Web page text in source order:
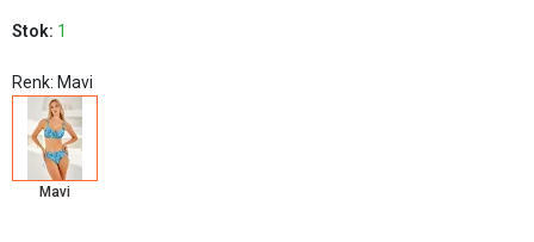
Stok: 1
Renk: Mavi
Mavi